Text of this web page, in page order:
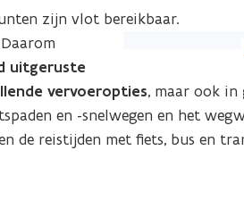
zijn vlot bereikbaar.
de
afbeelding
voor
uitgeruste
vervoeropties, maar ook in
en -snelwegen en het
de reistijden met fiets, bus en